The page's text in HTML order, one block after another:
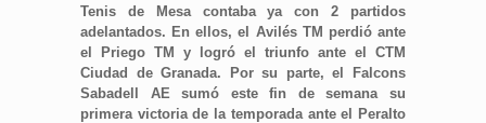
Tenis de Mesa contaba ya con 2 partidos
adelantados. En ellos, el Avilés TM perdió ante
el Priego TM y logró el triunfo ante el CTM
Ciudad de Granada. Por su parte, el Falcons
Sabadell AE sumó este fin de semana su
primera victoria de la temporada ante el Peralto